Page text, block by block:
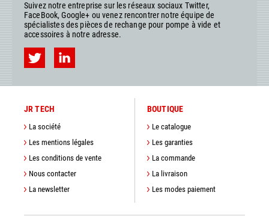
Suivez notre entreprise sur les réseaux sociaux Twitter,
FaceBook, Google+ ou venez rencontrer notre équipe de
spécialistes des pièces de rechange pour pompe à vide et
accessoires à notre adresse.
JR TECH
La société
Les mentions légales
Les conditions de vente
Nous contacter
La newsletter
BOUTIQUE
Le catalogue
Les garanties
La commande
La livraison
Les modes paiement